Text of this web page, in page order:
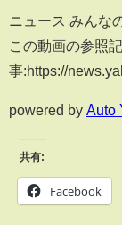
ニュース みんな
この動画の参照記
事:https://
powered by Auto
共有:
Facebook